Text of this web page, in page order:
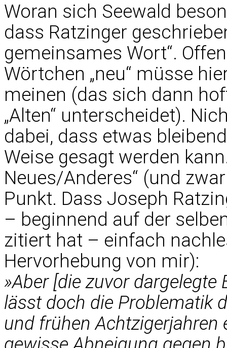
Woran sich Seewald
dass Ratzinger
gemeinsames Wort“.
Wörtchen „neu“ müsse
meinen (das sich dann
„Alten“ unterscheidet).
dabei, dass etwas
Weise gesagt werden
Neues/Anderes“ (und
Punkt. Dass Joseph
– beginnend auf der
zitiert hat – einfach
Hervorhebung von mir):
»Aber [die zuvor
lässt doch die Problematik
und frühen Achtzigerjahren